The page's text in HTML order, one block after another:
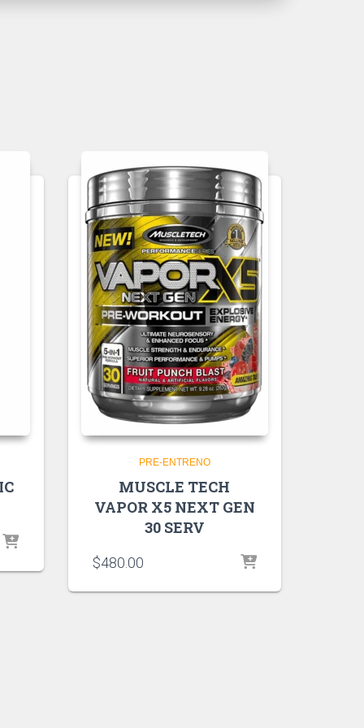
PRE-ENTRENO
MUSCLE TECH
VAPOR X5 NEXT GEN
30 SERV
$480.00